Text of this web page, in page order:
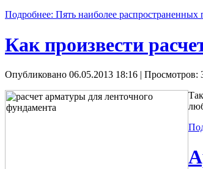
Подробнее: Пять наиболее распространенных
Как произвести
Опубликовано 06.05.2013 18:16 | Просмотров: